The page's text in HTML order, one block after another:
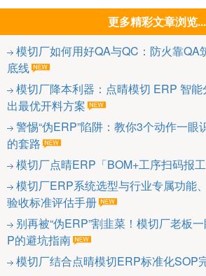
更多精彩文章浏览...
模切厂如何用好QA与QC：防火靠QA
底线
模切厂降本利器：点晴模切 ERP 智
出最优开料方案
警惕“伪ERP”陷阱：教你3个动作一眼
的套路
模切厂点晴ERP「BOM+工序扫码报
模切厂ERP系统选型与行业专属功能
验收标准评估手册
别再被“伪ERP”割韭菜！模切厂老板
P的避坑指南
模切厂结合点晴模切ERP标准化SOP